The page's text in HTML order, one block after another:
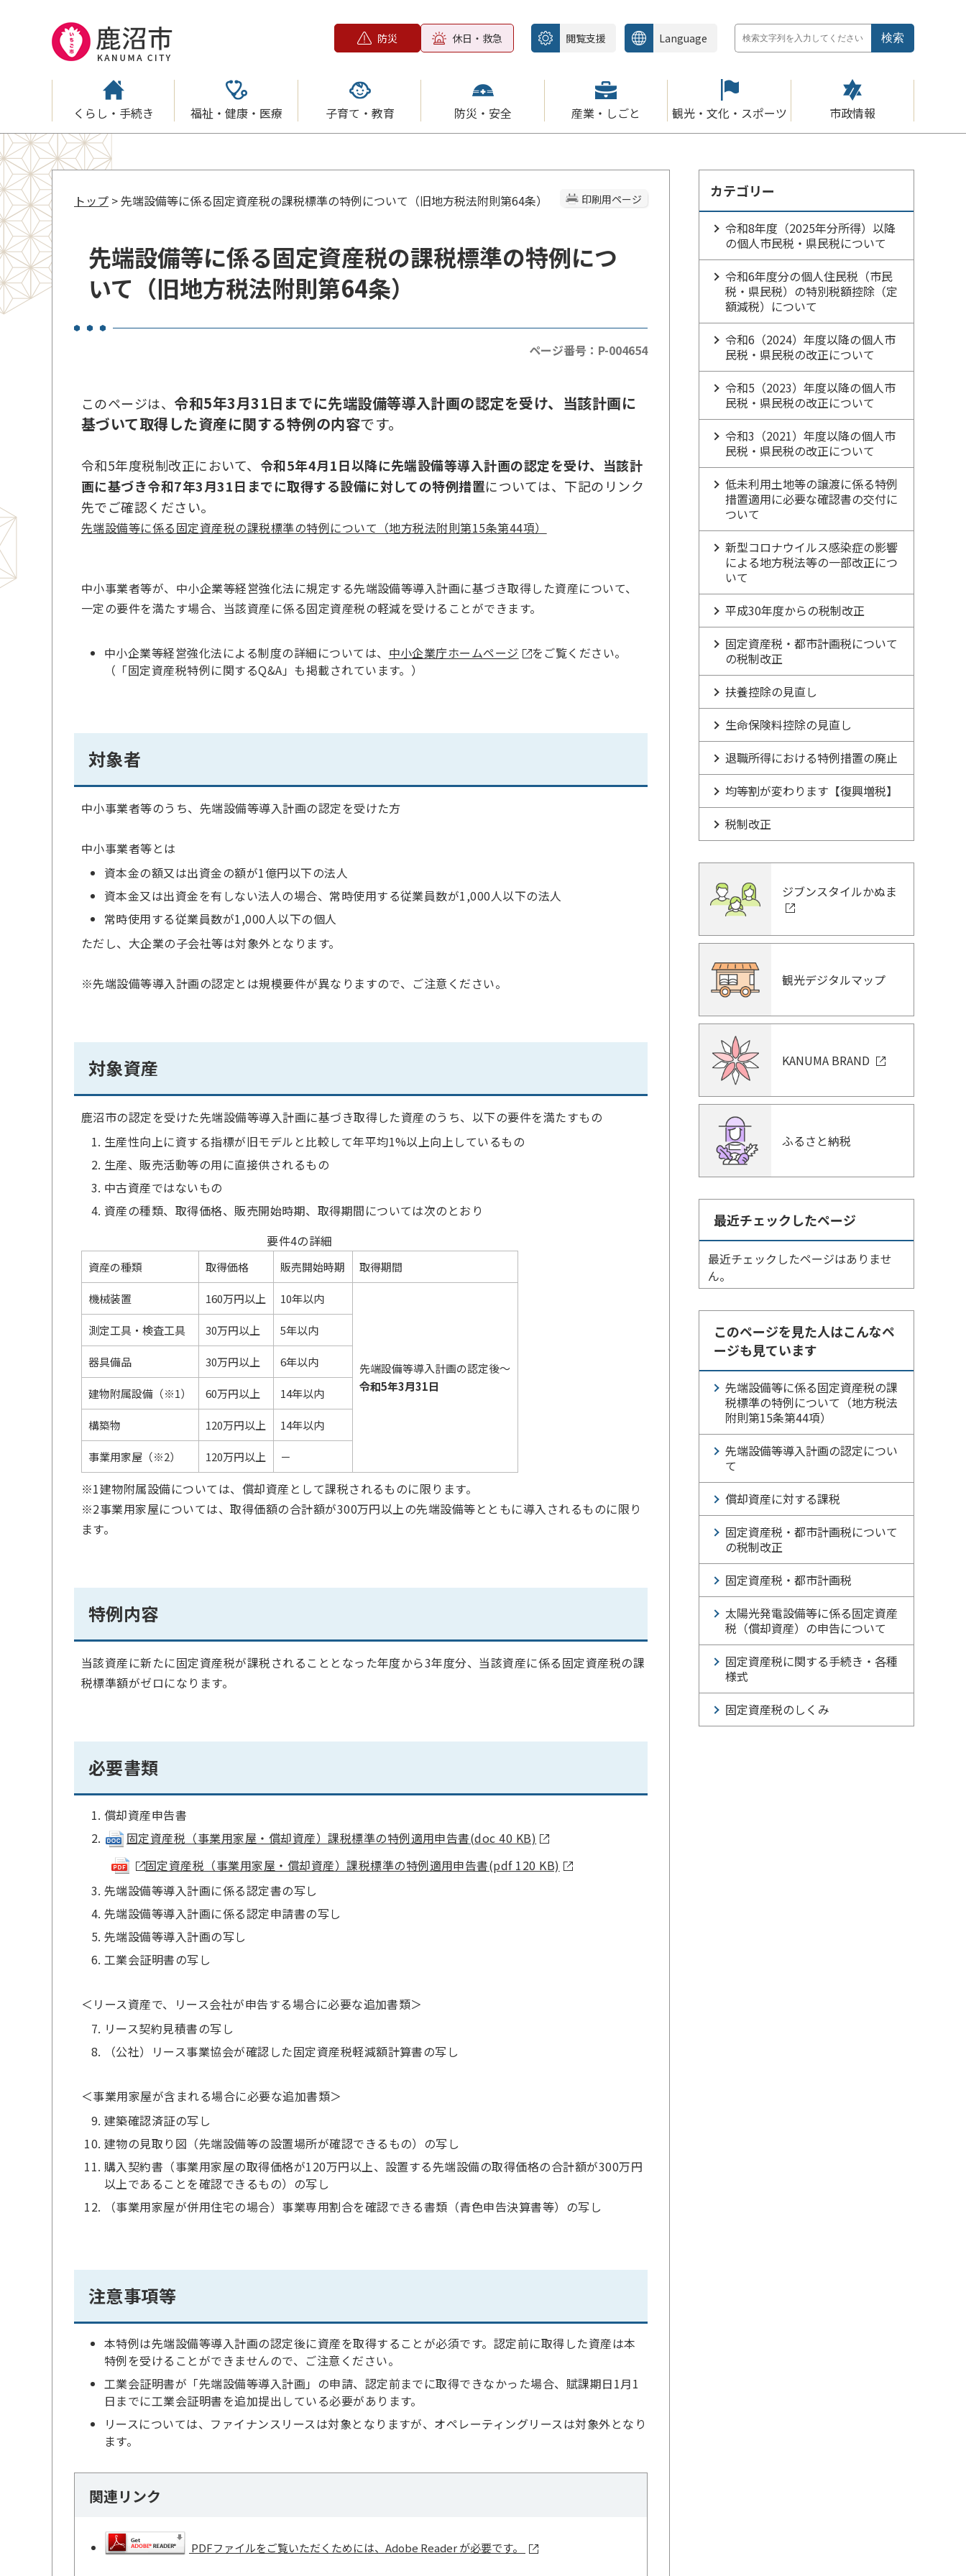
防災 休日・救急 閲覧支援 Language
くらし・手続き 福祉・健康・医療 子育て・教育 防災・安全 産業・しごと 観光・文化・スポーツ 市政情報
印刷用ページ
トップ > 先端設備等に係る固定資産税の課税標準の特例について（旧地方税法附則第64条）
先端設備等に係る固定資産税の課税標準の特例につ
いて（旧地方税法附則第64条）
ページ番号：P-004654
このページは、 令和5年3月31日までに先端設備等導入計画の認定を受け、当該計画に
基づいて取得した資産に関する特例の内容です。
令和5年度税制改正において、 令和5年4月1日以降に先端設備等導入計画の認定を受け、当該計
画に基づき令和7年3月31日までに取得する設備に対しての特例措置については、 下記のリンク
先でご確認ください。
先端設備等に係る固定資産税の課税標準の特例について（地方税法附則第15条第44項）
中小事業者等が、中小企業等経営強化法に規定する先端設備等導入計画に基づき取得した資産について、
一定の要件を満たす場合、当該資産に係る固定資産税の軽減を受けることができます。
中小企業等経営強化法による制度の詳細については、 中小企業庁ホームページ
をご覧ください。
（「固定資産税特例に関するQ&A」も掲載されています。）
対象者
中小事業者等のうち、先端設備等導入計画の認定を受けた方
中小事業者等とは
資本金の額又は出資金の額が1億円以下の法人
資本金又は出資金を有しない法人の場合、常時使用する従業員数が1,000人以下の法人
常時使用する従業員数が1,000人以下の個人
ただし、大企業の子会社等は対象外となります。
※先端設備等導入計画の認定とは規模要件が異なりますので、ご注意ください。
対象資産
鹿沼市の認定を受けた先端設備等導入計画に基づき取得した資産のうち、以下の要件を満たすもの
生産性向上に資する指標が旧モデルと比較して年平均1%以上向上しているもの
生産、販売活動等の用に直接供されるもの
中古資産ではないもの
資産の種類、取得価格、販売開始時期、取得期間については次のとおり
要件4の詳細
資産の種類 取得価格 販売開始時期 取得期間
機械装置 160万円以上 10年以内
先端設備等導入計画の認定後～
令和5年3月31日
測定工具・検査工具 30万円以上 5年以内
器具備品 30万円以上 6年以内
建物附属設備（※1） 60万円以上 14年以内
構築物 120万円以上 14年以内
事業用家屋（※2） 120万円以上 －
※1建物附属設備については、償却資産として課税されるものに限ります。
※2事業用家屋については、取得価額の合計額が300万円以上の先端設備等とともに導入されるものに限り
ます。
特例内容
当該資産に新たに固定資産税が課税されることとなった年度から3年度分、当該資産に係る固定資産税の課
税標準額がゼロになります。
必要書類
償却資産申告書
固定資産税（事業用家屋・償却資産）課税標準の特例適用申告書(doc 40 KB)
固定資産税（事業用家屋・償却資産）課税標準の特例適用申告書(pdf 120 KB)
先端設備等導入計画に係る認定書の写し
先端設備等導入計画に係る認定申請書の写し
先端設備等導入計画の写し
工業会証明書の写し
＜リース資産で、リース会社が申告する場合に必要な追加書類＞
リース契約見積書の写し
（公社）リース事業協会が確認した固定資産税軽減額計算書の写し
＜事業用家屋が含まれる場合に必要な追加書類＞
建築確認済証の写し
建物の見取り図（先端設備等の設置場所が確認できるもの）の写し
購入契約書（事業用家屋の取得価格が120万円以上、設置する先端設備の取得価格の合計額が300万円
以上であることを確認できるもの）の写し
（事業用家屋が併用住宅の場合）事業専用割合を確認できる書類（青色申告決算書等）の写し
注意事項等
本特例は先端設備等導入計画の認定後に資産を取得することが必須です。認定前に取得した資産は本
特例を受けることができませんので、ご注意ください。
工業会証明書が「先端設備等導入計画」の申請、認定前までに取得できなかった場合、賦課期日1月1
日までに工業会証明書を追加提出している必要があります。
リースについては、ファイナンスリースは対象となりますが、オペレーティングリースは対象外となり
ます。
関連リンク
PDFファイルをご覧いただくためには、Adobe Reader が必要です。
カテゴリー
令和8年度（2025年分所得）以降
の個人市民税・県民税について
令和6年度分の個人住民税（市民
税・県民税）の特別税額控除（定
額減税）について
令和6（2024）年度以降の個人市
民税・県民税の改正について
令和5（2023）年度以降の個人市
民税・県民税の改正について
令和3（2021）年度以降の個人市
民税・県民税の改正について
低未利用土地等の譲渡に係る特例
措置適用に必要な確認書の交付に
ついて
新型コロナウイルス感染症の影響
による地方税法等の一部改正につ
いて
平成30年度からの税制改正
固定資産税・都市計画税について
の税制改正
扶養控除の見直し
生命保険料控除の見直し
退職所得における特例措置の廃止
均等割が変わります【復興増税】
税制改正
ジブンスタイルかぬま
観光デジタルマップ
KANUMA BRAND
ふるさと納税
最近チェックしたページ
最近チェックしたページはありませ
ん。
このページを見た人はこんなペ
ージも見ています
先端設備等に係る固定資産税の課
税標準の特例について（地方税法
附則第15条第44項）
先端設備等導入計画の認定につい
て
償却資産に対する課税
固定資産税・都市計画税について
の税制改正
固定資産税・都市計画税
太陽光発電設備等に係る固定資産
税（償却資産）の申告について
固定資産税に関する手続き・各種
様式
固定資産税のしくみ